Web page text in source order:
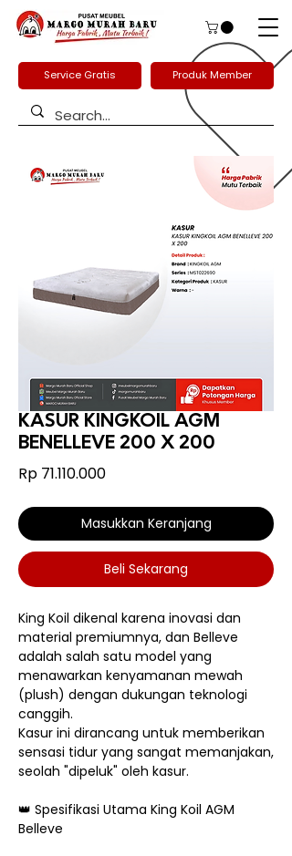
Service Gratis Produk Member
KASUR KINGKOIL AGM
BENELLEVE 200 X 200
Rp 71.110.000Harga
Masukkan Keranjang
Beli Sekarang
King Koil dikenal karena inovasi dan
material premiumnya, dan Belleve
adalah salah satu model yang
menawarkan kenyamanan mewah
(plush) dengan dukungan teknologi
canggih.
Kasur ini dirancang untuk memberikan
sensasi tidur yang sangat memanjakan,
seolah "dipeluk" oleh kasur.
👑 Spesifikasi Utama King Koil AGM
Belleve